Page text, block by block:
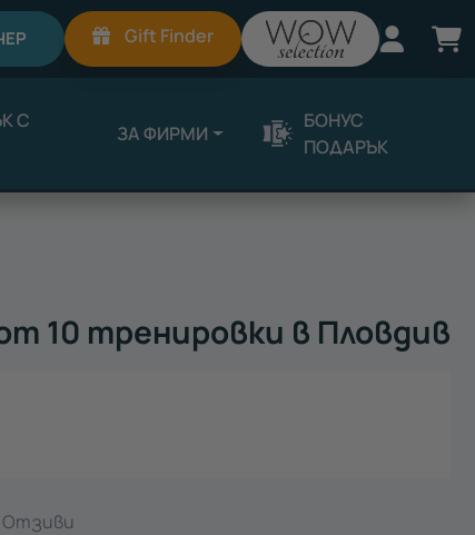
Gift Finder Вход
С
ЗА ФИРМИ
БОНУС
ПОДАРЪК
10 тренировки в Пловдив
Отзиви